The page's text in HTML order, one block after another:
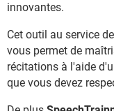
innovantes.
Cet outil au service
vous permet de
récitations à l'aide
que vous devez